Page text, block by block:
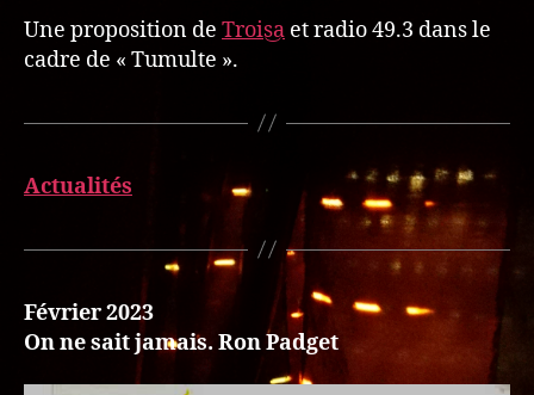
Une proposition de Trois‿a et radio 49.3 dans le
cadre de « Tumulte ».
Actualités
Février 2023
On ne sait jamais. Ron Padget